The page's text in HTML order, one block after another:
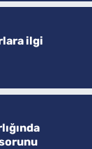
ilgi